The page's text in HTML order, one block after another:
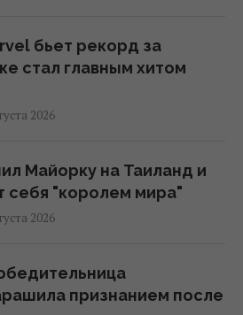
бьет рекорд за
стал главным хитом
2026
Майорку на Таиланд и
себя "королем мира"
2026
признанием после